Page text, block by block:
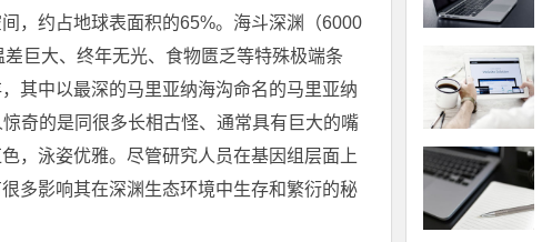
，约占地球表面积的65%。海斗深渊（6000
巨大、终年无光、食物匮乏等特殊极端条
其中以最深的马里亚纳海沟命名的马里亚纳
奇的是同很多长相古怪、通常具有巨大的嘴
，泳姿优雅。尽管研究人员在基因组层面上
多影响其在深渊生态环境中生存和繁衍的秘